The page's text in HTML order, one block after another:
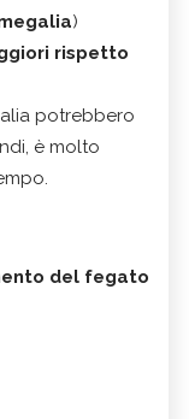
)
rispetto
potrebbero
è molto
del fegato